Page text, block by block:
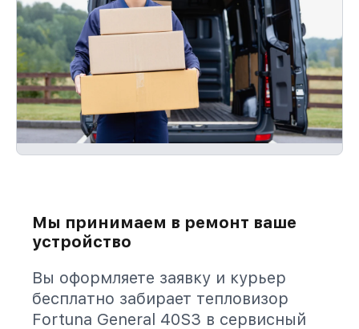
Мы принимаем в ремонт ваше
устройство
Вы оформляете заявку и курьер
бесплатно забирает тепловизор
Fortuna General 40S3 в сервисный